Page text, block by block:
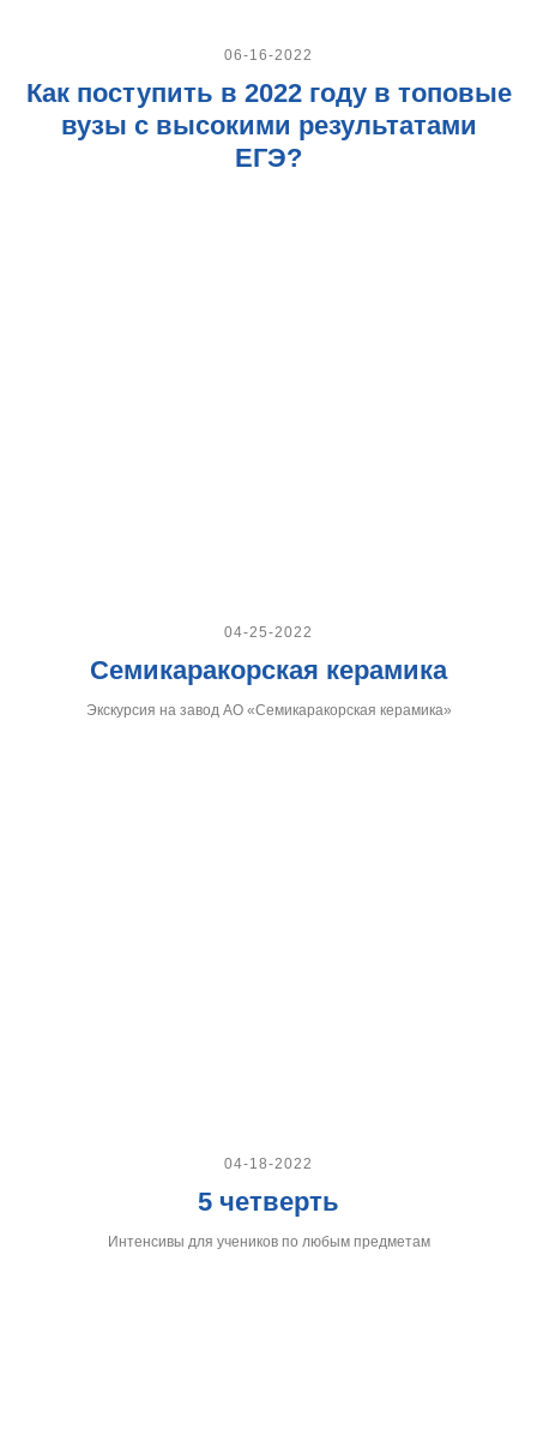
06-16-2022
Как поступить в 2022 году в топовые
вузы с высокими результатами
ЕГЭ?
04-25-2022
Семикаракорская керамика
Экскурсия на завод АО «Семикаракорская керамика»
04-18-2022
5 четверть
Интенсивы для учеников по любым предметам